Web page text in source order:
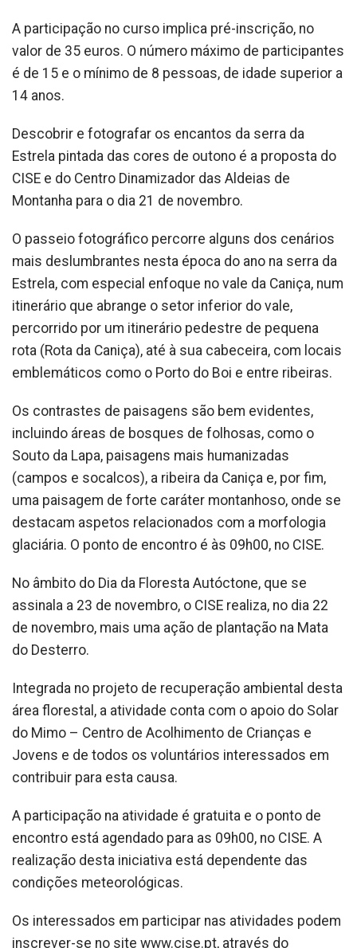
A participação no curso implica pré-inscrição, no
valor de 35 euros. O número máximo de participantes
é de 15 e o mínimo de 8 pessoas, de idade superior a
14 anos.
Descobrir e fotografar os encantos da serra da
Estrela pintada das cores de outono é a proposta do
CISE e do Centro Dinamizador das Aldeias de
Montanha para o dia 21 de novembro.
O passeio fotográfico percorre alguns dos cenários
mais deslumbrantes nesta época do ano na serra da
Estrela, com especial enfoque no vale da Caniça, num
itinerário que abrange o setor inferior do vale,
percorrido por um itinerário pedestre de pequena
rota (Rota da Caniça), até à sua cabeceira, com locais
emblemáticos como o Porto do Boi e entre ribeiras.
Os contrastes de paisagens são bem evidentes,
incluindo áreas de bosques de folhosas, como o
Souto da Lapa, paisagens mais humanizadas
(campos e socalcos), a ribeira da Caniça e, por fim,
uma paisagem de forte caráter montanhoso, onde se
destacam aspetos relacionados com a morfologia
glaciária. O ponto de encontro é às 09h00, no CISE.
No âmbito do Dia da Floresta Autóctone, que se
assinala a 23 de novembro, o CISE realiza, no dia 22
de novembro, mais uma ação de plantação na Mata
do Desterro.
Integrada no projeto de recuperação ambiental desta
área florestal, a atividade conta com o apoio do Solar
do Mimo – Centro de Acolhimento de Crianças e
Jovens e de todos os voluntários interessados em
contribuir para esta causa.
A participação na atividade é gratuita e o ponto de
encontro está agendado para as 09h00, no CISE. A
realização desta iniciativa está dependente das
condições meteorológicas.
Os interessados em participar nas atividades podem
inscrever-se no site www.cise.pt, através do